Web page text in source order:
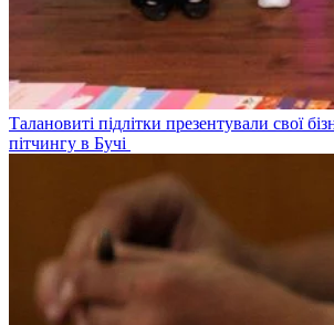
Талановиті підлітки презентували свої
пітчингу в Бучі